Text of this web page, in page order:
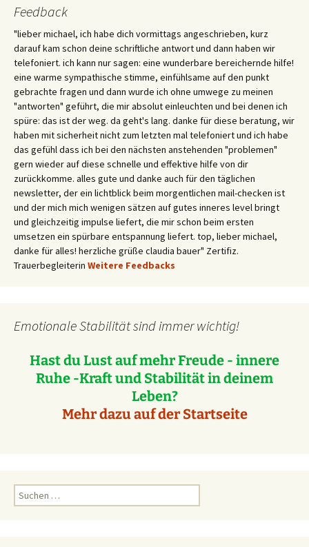
Feedback
"lieber michael, ich habe dich vormittags angeschrieben, kurz
darauf kam schon deine schriftliche antwort und dann haben wir
telefoniert. ich kann nur sagen: eine wunderbare bereichernde hilfe!
eine warme sympathische stimme, einfühlsame auf den punkt
gebrachte fragen und dann wurde ich ohne umwege zu meinen
"antworten" geführt, die mir absolut einleuchten und bei denen ich
spüre: das ist der weg. da geht's lang. danke für diese beratung, wir
haben mit sicherheit nicht zum letzten mal telefoniert und ich habe
das gefühl dass ich bei den nächsten anstehenden "problemen"
gern wieder auf diese schnelle und effektive hilfe von dir
zurückkomme. alles gute und danke auch für den täglichen
newsletter, der ein lichtblick beim morgentlichen mail-checken ist
und der mich mich wenigen sätzen auf gutes inneres level bringt
und gleichzeitig impulse liefert, die mir schon beim ersten
umsetzen ein spürbare entspannung liefert. top, lieber michael,
danke für alles! herzliche grüße claudia bauer" Zertifiz.
Trauerbegleiterin Weitere Feedbacks
Emotionale Stabilität sind immer wichtig!
Hast du Lust auf mehr Freude - innere
Ruhe -Kraft und Stabilität in deinem
Leben?
Mehr dazu auf der Startseite
Suchen
nach: